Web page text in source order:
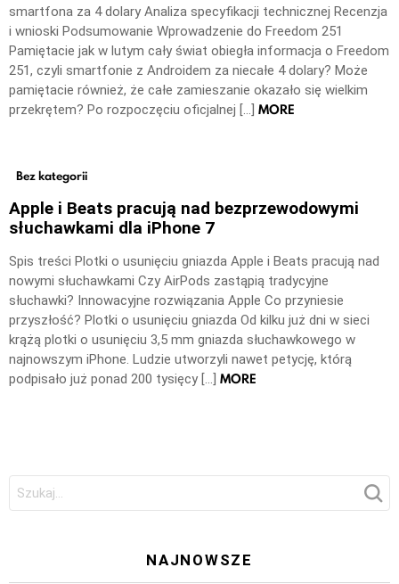
smartfona za 4 dolary Analiza specyfikacji technicznej Recenzja
i wnioski Podsumowanie Wprowadzenie do Freedom 251
Pamiętacie jak w lutym cały świat obiegła informacja o Freedom
251, czyli smartfonie z Androidem za niecałe 4 dolary? Może
pamiętacie również, że całe zamieszanie okazało się wielkim
przekrętem? Po rozpoczęciu oficjalnej […] MORE
Bez kategorii
Apple i Beats pracują nad bezprzewodowymi
słuchawkami dla iPhone 7
Spis treści Plotki o usunięciu gniazda Apple i Beats pracują nad
nowymi słuchawkami Czy AirPods zastąpią tradycyjne
słuchawki? Innowacyjne rozwiązania Apple Co przyniesie
przyszłość? Plotki o usunięciu gniazda Od kilku już dni w sieci
krążą plotki o usunięciu 3,5 mm gniazda słuchawkowego w
najnowszym iPhone. Ludzie utworzyli nawet petycję, którą
podpisało już ponad 200 tysięcy […] MORE
Szukaj:
NAJNOWSZE